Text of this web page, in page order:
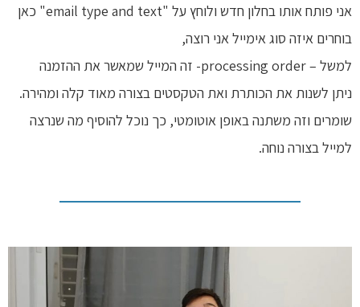
אני פותח אותו בחלון חדש ולוחץ על "email type and text" כאן
בוחרים איזה סוג אימייל אני רוצה,
למשל – processing order- זה המייל שמאשר את ההזמנה
ניתן לשנות את הכותרת ואת הטקסטים בצורה מאוד קלה ומהירה.
שומרים וזה משתנה באופן אוטומטי, כך נוכל להוסיף מה שנרצה
למייל בצורה נוחה.